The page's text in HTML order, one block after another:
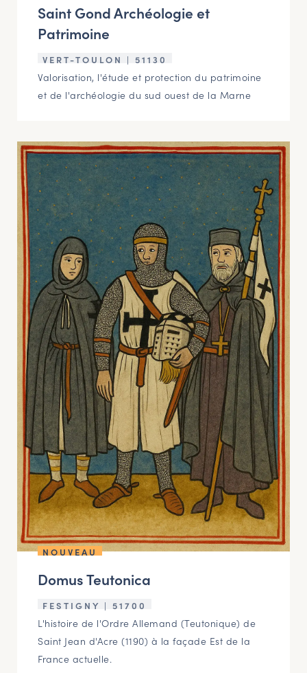
Saint Gond Archéologie et
Patrimoine
VERT-TOULON | 51130
Valorisation, l'étude et protection du patrimoine
et de l'archéologie du sud ouest de la Marne
NOUVEAU
Domus Teutonica
FESTIGNY | 51700
L'histoire de l'Ordre Allemand (Teutonique) de
Saint Jean d'Acre (1190) à la façade Est de la
France actuelle.